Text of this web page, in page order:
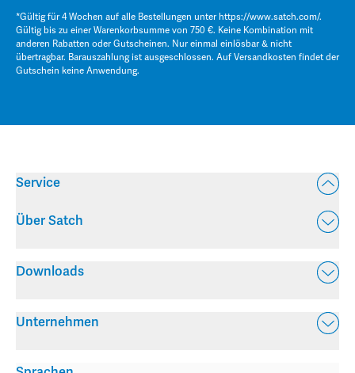
*Gültig für 4 Wochen auf alle Bestellungen unter https://www.satch.com/.
Gültig bis zu einer Warenkorbsumme von 750 €. Keine Kombination mit
anderen Rabatten oder Gutscheinen. Nur einmal einlösbar & nicht
übertragbar. Barauszahlung ist ausgeschlossen. Auf Versandkosten findet der
Gutschein keine Anwendung.
Service
Über Satch
Downloads
Unternehmen